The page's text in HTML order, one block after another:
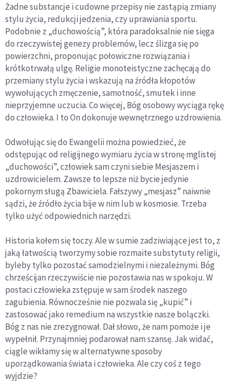
Żadne substancje i cudowne przepisy nie zastąpią zmiany
stylu życia, redukcji jedzenia, czy uprawiania sportu.
Podobnie z „duchowością”, która paradoksalnie nie sięga
do rzeczywistej genezy problemów, lecz ślizga się po
powierzchni, proponując połowiczne rozwiązania i
krótkotrwałą ulgę. Religie monoteistyczne zachęcają do
przemiany stylu życia i wskazują na źródła kłopotów
wywołujących zmęczenie, samotność, smutek i inne
nieprzyjemne uczucia. Co więcej, Bóg osobowy wyciąga rękę
do człowieka. I to On dokonuje wewnętrznego uzdrowienia.
Odwołując się do Ewangelii można powiedzieć, że
odstępując od religijnego wymiaru życia w stronę mglistej
„duchowości”, człowiek sam czyni siebie Mesjaszem i
uzdrowicielem. Zawsze to lepsze niż bycie jedynie
pokornym sługą Zbawiciela. Fałszywy „mesjasz” naiwnie
sądzi, że źródło życia bije w nim lub w kosmosie. Trzeba
tylko użyć odpowiednich narzędzi.
Historia kołem się toczy. Ale w sumie zadziwiające jest to, z
jaką łatwością tworzymy sobie rozmaite substytuty religii,
byleby tylko pozostać samodzielnymi i niezależnymi. Bóg
chrześcijan rzeczywiście nie pozostawia nas w spokoju. W
postaci człowieka zstępuje w sam środek naszego
zagubienia. Równocześnie nie pozwala się „kupić” i
zastosować jako remedium na wszystkie nasze bolączki.
Bóg z nas nie zrezygnował. Dał słowo, że nam pomoże i je
wypełnił. Przynajmniej podarował nam szansę. Jak widać,
ciągle wikłamy się w alternatywne sposoby
uporządkowania świata i człowieka. Ale czy coś z tego
wyjdzie?